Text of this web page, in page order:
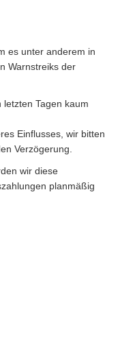
es unter anderem in
Warnstreiks der
Tagen kaum
Einflusses, wir bitten
Verzögerung.
wir diese
planmäßig